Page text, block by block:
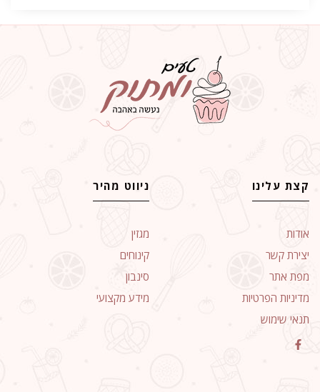
קצת עלינו
אודות
יצירת קשר
מפת אתר
מדיניות הפרטיות
תנאי שימוש
ניווט מהיר
מגזין
קינוחים
סינבון
מידע מקצועי